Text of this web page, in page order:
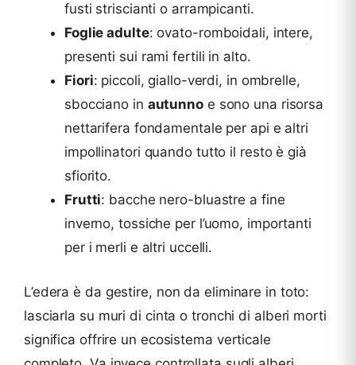
fusti striscianti o arrampicanti.
Foglie adulte: ovato-romboidali, intere,
presenti sui rami fertili in alto.
Fiori: piccoli, giallo-verdi, in ombrelle,
sbocciano in autunnoe sono una risorsa
nettarifera fondamentale per api e altri
impollinatori quando tutto il resto è già
sfiorito.
Frutti: bacche nero-bluastre a fine
inverno, tossiche per l’uomo, importanti
per i merli e altri uccelli.
L’edera è da gestire, non da eliminare in toto:
lasciarla su muri di cinta o tronchi di alberi morti
significa offrire un ecosistema verticale